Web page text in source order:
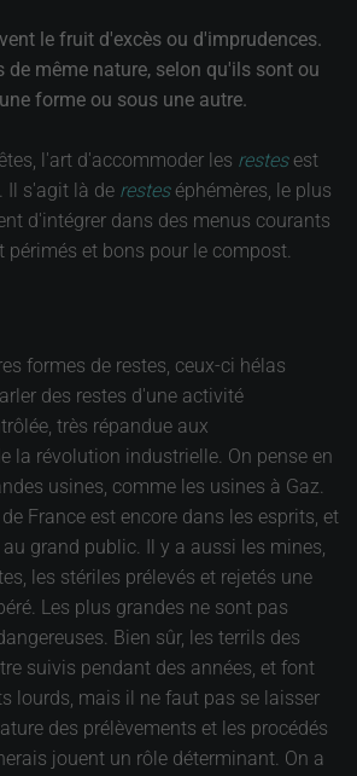
le fruit d'excès ou d'imprudences.
de même nature, selon qu'ils sont ou
forme ou sous une autre.
l'art d'accommoder les restesest
Il s'agit là de restes éphémères, le plus
d'intégrer dans des menus courants
périmés et bons pour le compost.
formes de restes, ceux-ci hélas
des restes d'une activité
très répandue aux
la révolution industrielle. On pense en
usines, comme les usines à Gaz.
de France est encore dans les esprits, et
grand public. Il y a aussi les mines,
les stériles prélevés et rejetés une
Les plus grandes ne sont pas
Bien sûr, les terrils des
suivis pendant des années, et font
lourds, mais il ne faut pas se laisser
des prélèvements et les procédés
jouent un rôle déterminant. On a